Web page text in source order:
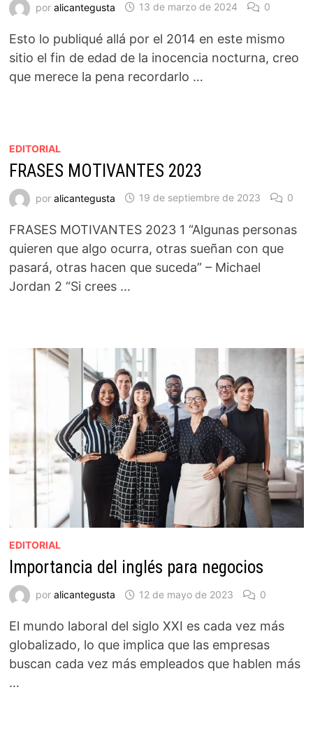
por alicantegusta 13 de marzo de 2024 0
Esto lo publiqué allá por el 2014 en este mismo
sitio el fin de edad de la inocencia nocturna, creo
que merece la pena recordarlo …
EDITORIAL
FRASES MOTIVANTES 2023
por alicantegusta 19 de septiembre de 2023 0
FRASES MOTIVANTES 2023 1 “Algunas personas
quieren que algo ocurra, otras sueñan con que
pasará, otras hacen que suceda” – Michael
Jordan 2 “Si crees …
EDITORIAL
Importancia del inglés para negocios
por alicantegusta 12 de mayo de 2023 0
El mundo laboral del siglo XXI es cada vez más
globalizado, lo que implica que las empresas
buscan cada vez más empleados que hablen más
…